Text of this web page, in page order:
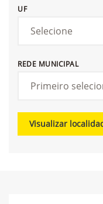
UF
REDE MUNICIPAL
Visualizar